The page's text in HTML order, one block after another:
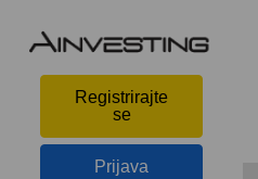
Registrirajte
se
Prijava